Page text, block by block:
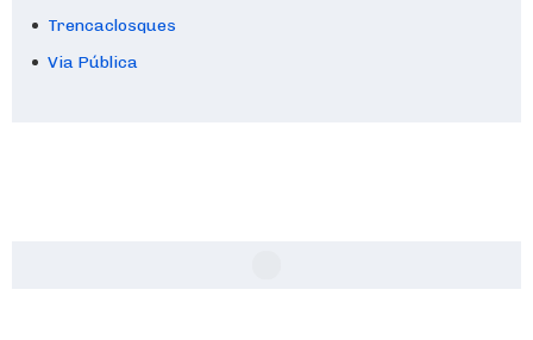
Trencaclosques
Via Pública